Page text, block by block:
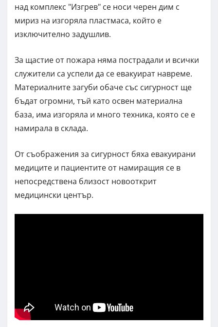
над комплекс "Изгрев" се носи черен дим с
мириз на изгоряла пластмаса, който е
изключително задушлив.
За щастие от пожара няма пострадали и всички
служители са успели да се евакуират навреме.
Материалните загуби обаче със сигурност ще
бъдат огромни, тъй като освен материална
база, има изгоряла и много техника, която се е
намирала в склада.
От съображения за сигурност бяха евакуирани
медиците и пациентите от намиращия се в
непосредствена близост новооткрит
медицински център.